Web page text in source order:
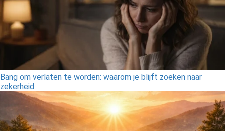
Bang om verlaten te worden: waarom je blijft zoeken naar
zekerheid